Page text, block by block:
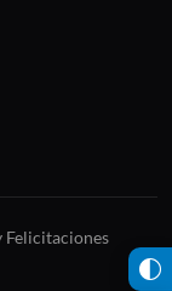
Felicitaciones